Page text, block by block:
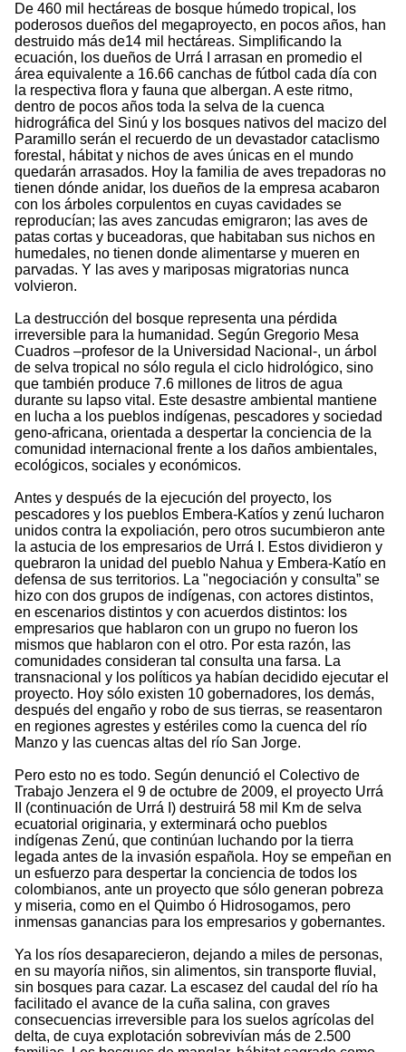
De 460 mil hectáreas de bosque húmedo tropical, los
poderosos dueños del megaproyecto, en pocos años, han
destruido más de14 mil hectáreas. Simplificando la
ecuación, los dueños de Urrá I arrasan en promedio el
área equivalente a 16.66 canchas de fútbol cada día con
la respectiva flora y fauna que albergan. A este ritmo,
dentro de pocos años toda la selva de la cuenca
hidrográfica del Sinú y los bosques nativos del macizo del
Paramillo serán el recuerdo de un devastador cataclismo
forestal, hábitat y nichos de aves únicas en el mundo
quedarán arrasados. Hoy la familia de aves trepadoras no
tienen dónde anidar, los dueños de la empresa acabaron
con los árboles corpulentos en cuyas cavidades se
reproducían; las aves zancudas emigraron; las aves de
patas cortas y buceadoras, que habitaban sus nichos en
humedales, no tienen donde alimentarse y mueren en
parvadas. Y las aves y mariposas migratorias nunca
volvieron.
La destrucción del bosque representa una pérdida
irreversible para la humanidad. Según Gregorio Mesa
Cuadros –profesor de la Universidad Nacional-, un árbol
de selva tropical no sólo regula el ciclo hidrológico, sino
que también produce 7.6 millones de litros de agua
durante su lapso vital. Este desastre ambiental mantiene
en lucha a los pueblos indígenas, pescadores y sociedad
geno-africana, orientada a despertar la conciencia de la
comunidad internacional frente a los daños ambientales,
ecológicos, sociales y económicos.
Antes y después de la ejecución del proyecto, los
pescadores y los pueblos Embera-Katíos y zenú lucharon
unidos contra la expoliación, pero otros sucumbieron ante
la astucia de los empresarios de Urrá I. Estos dividieron y
quebraron la unidad del pueblo Nahua y Embera-Katío en
defensa de sus territorios. La "negociación y consulta” se
hizo con dos grupos de indígenas, con actores distintos,
en escenarios distintos y con acuerdos distintos: los
empresarios que hablaron con un grupo no fueron los
mismos que hablaron con el otro. Por esta razón, las
comunidades consideran tal consulta una farsa. La
transnacional y los políticos ya habían decidido ejecutar el
proyecto. Hoy sólo existen 10 gobernadores, los demás,
después del engaño y robo de sus tierras, se reasentaron
en regiones agrestes y estériles como la cuenca del río
Manzo y las cuencas altas del río San Jorge.
Pero esto no es todo. Según denunció el Colectivo de
Trabajo Jenzera el 9 de octubre de 2009, el proyecto Urrá
II (continuación de Urrá I) destruirá 58 mil Km de selva
ecuatorial originaria, y exterminará ocho pueblos
indígenas Zenú, que continúan luchando por la tierra
legada antes de la invasión española. Hoy se empeñan en
un esfuerzo para despertar la conciencia de todos los
colombianos, ante un proyecto que sólo generan pobreza
y miseria, como en el Quimbo ó Hidrosogamos, pero
inmensas ganancias para los empresarios y gobernantes.
Ya los ríos desaparecieron, dejando a miles de personas,
en su mayoría niños, sin alimentos, sin transporte fluvial,
sin bosques para cazar. La escasez del caudal del río ha
facilitado el avance de la cuña salina, con graves
consecuencias irreversible para los suelos agrícolas del
delta, de cuya explotación sobrevivían más de 2.500